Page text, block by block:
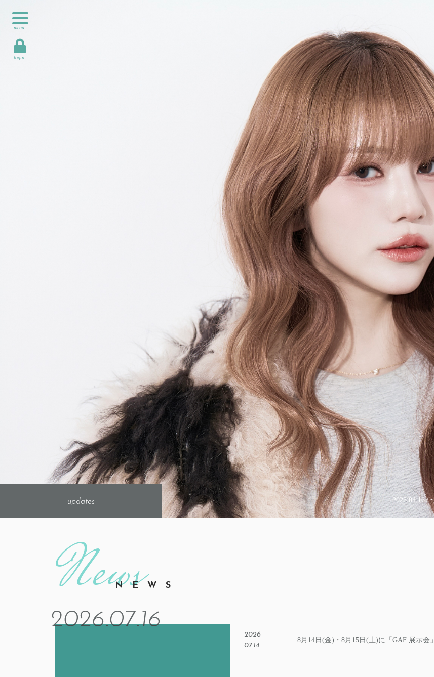
menu
login
updates 2026.04.16 つんぱいparty!!2026 Day2イベント詳細
NEWS
2026.07.16
2026
07.14